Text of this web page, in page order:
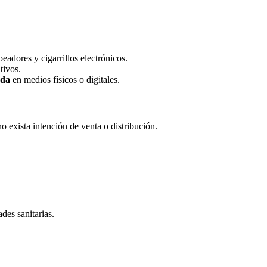
y cigarrillos electrónicos.
en medios físicos o digitales.
exista intención de venta o distribución.
sanitarias.